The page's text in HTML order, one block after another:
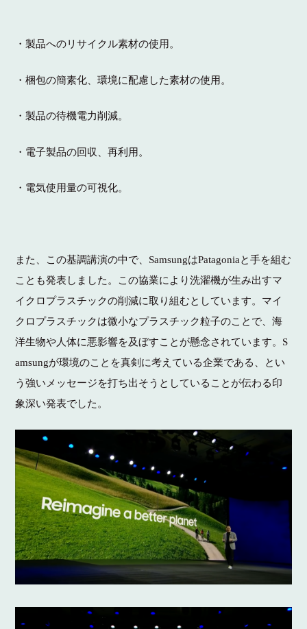
・製品へのリサイクル素材の使用。
・梱包の簡素化、環境に配慮した素材の使用。
・製品の待機電力削減。
・電子製品の回収、再利用。
・電気使用量の可視化。
また、この基調講演の中で、SamsungはPatagoniaと手を組む
ことも発表しました。この協業により洗濯機が生み出すマ
イクロプラスチックの削減に取り組むとしています。マイ
クロプラスチックは微小なプラスチック粒子のことで、海
洋生物や人体に悪影響を及ぼすことが懸念されています。S
amsungが環境のことを真剣に考えている企業である、とい
う強いメッセージを打ち出そうとしていることが伝わる印
象深い発表でした。